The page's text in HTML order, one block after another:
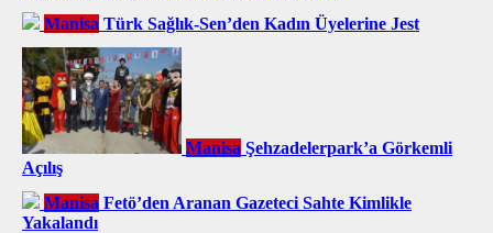
Manisa Türk Sağlık-Sen’den Kadın Üyelerine Jest
Manisa Şehzadelerpark’a Görkemli
Açılış
Manisa Fetö’den Aranan Gazeteci Sahte Kimlikle
Yakalandı